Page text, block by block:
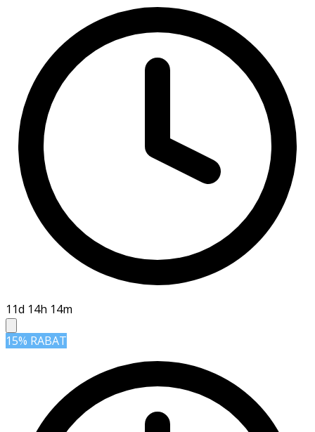
11d 14h 14m
15% RABAT